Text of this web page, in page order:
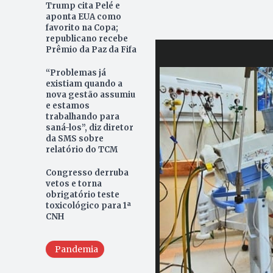
Trump cita Pelé e
aponta EUA como
favorito na Copa;
republicano recebe
Prêmio da Paz da Fifa
“Problemas já
existiam quando a
nova gestão assumiu
e estamos
trabalhando para
saná-los”, diz diretor
da SMS sobre
relatório do TCM
Congresso derruba
vetos e torna
obrigatório teste
toxicológico para 1ª
CNH
Pandemia